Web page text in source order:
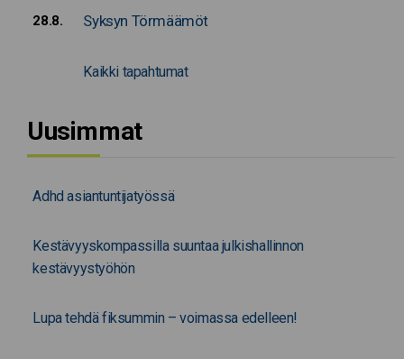
28.8. Syksyn Törmäämöt
Kaikki tapahtumat
Uusimmat
Adhd asiantuntijatyössä
Kestävyyskompassilla suuntaa julkishallinnon
kestävyystyöhön
Lupa tehdä fiksummin – voimassa edelleen!